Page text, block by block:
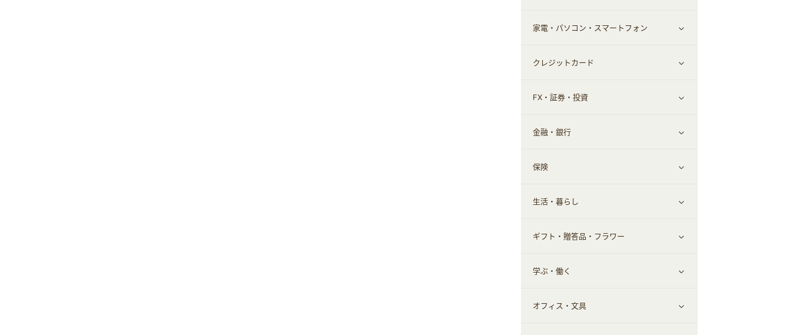
食材宅配
ウォーターサーバー
エステ・サロン
メンズ美容
スポーツ・フィットネス
日用品・薬局・からだ
すべて見る
ネット買取
家電・パソコン・スマートフォン
すべて見る
家電・パソコン・ソフトウェア
通信・レンタルサーバー
スマホ・携帯電話・SIM
定額制有料コンテンツ
クレジットカード
すべて見る
クレジットカード
FX・証券・投資
すべて見る
証券
仮想通貨
その他投資
金融・銀行
銀行・ネット銀行
キャッシング・ローン
その他金融
保険
すべて見る
保険相談・面談
生活・暮らし
すべて見る
住まい・暮らし
不動産
ギフト・贈答品・フラワー
すべて見る
ギフト・贈答品
学ぶ・働く
すべて見る
オフィス・文具